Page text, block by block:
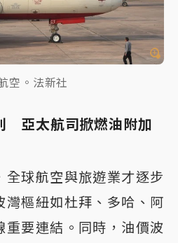
空。法新社
亞太航司掀燃油附加
全球航空與旅遊業才逐步
灣樞紐如杜拜、多哈、阿
重要連結。同時，油價波